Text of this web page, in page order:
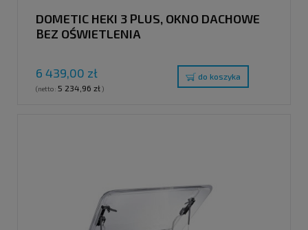
DOMETIC HEKI 3 PLUS, OKNO DACHOWE
BEZ OŚWIETLENIA
6 439,00 zł
(netto: 5 234,96 zł)
do koszyka